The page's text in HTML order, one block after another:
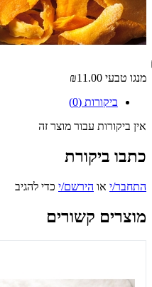
מנגו טבעי ₪11.00
ביקורות (0)
אין ביקורות עבור מוצר זה
כתבו ביקורת
התחבר/י או הירשם/י כדי להגיב
מוצרים קשורים